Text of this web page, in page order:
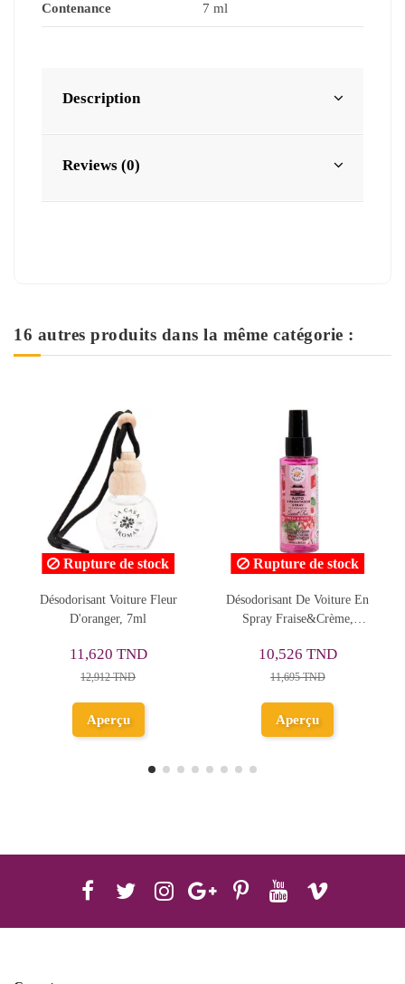
Contenance 7 ml
Description
Reviews (0)
16 autres produits dans la même catégorie :
de stock
Voiture Fleur
Rupture de stock
Désodorisant De Voiture En
Spray Fraise&Crème,
Diffuseur
Suspendre 7ml,